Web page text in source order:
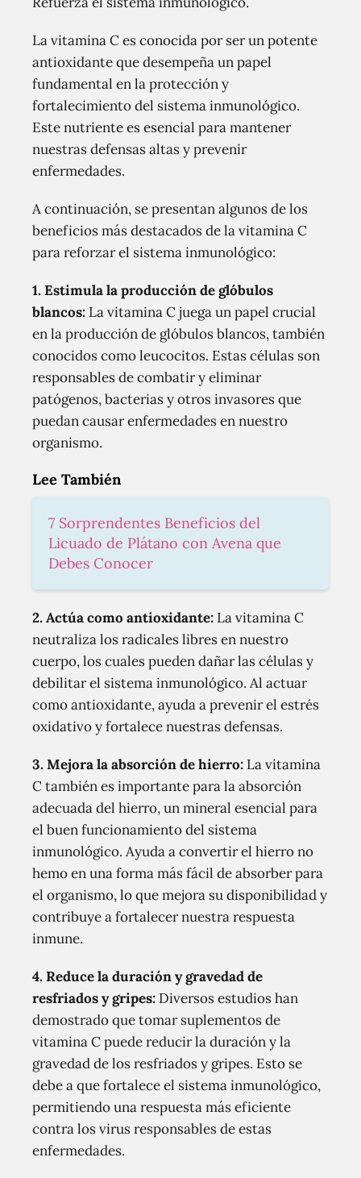
La vitamina C es conocida por ser un potente
antioxidante que desempeña un papel
fundamental en la protección y
fortalecimiento del sistema inmunológico.
Este nutriente es esencial para mantener
nuestras defensas altas y prevenir
enfermedades.
A continuación, se presentan algunos de los
beneficios más destacados de la vitamina C
para reforzar el sistema inmunológico:
1. Estimula la producción de glóbulos
blancos: La vitamina C juega un papel crucial
en la producción de glóbulos blancos, también
conocidos como leucocitos. Estas células son
responsables de combatir y eliminar
patógenos, bacterias y otros invasores que
puedan causar enfermedades en nuestro
organismo.
Lee También
7 Sorprendentes Beneficios del
Licuado de Plátano con Avena que
Debes Conocer
2. Actúa como antioxidante: La vitamina C
neutraliza los radicales libres en nuestro
cuerpo, los cuales pueden dañar las células y
debilitar el sistema inmunológico. Al actuar
como antioxidante, ayuda a prevenir el estrés
oxidativo y fortalece nuestras defensas.
3. Mejora la absorción de hierro: La vitamina
C también es importante para la absorción
adecuada del hierro, un mineral esencial para
el buen funcionamiento del sistema
inmunológico. Ayuda a convertir el hierro no
hemo en una forma más fácil de absorber para
el organismo, lo que mejora su disponibilidad y
contribuye a fortalecer nuestra respuesta
inmune.
4. Reduce la duración y gravedad de
resfriados y gripes: Diversos estudios han
demostrado que tomar suplementos de
vitamina C puede reducir la duración y la
gravedad de los resfriados y gripes. Esto se
debe a que fortalece el sistema inmunológico,
permitiendo una respuesta más eficiente
contra los virus responsables de estas
enfermedades.